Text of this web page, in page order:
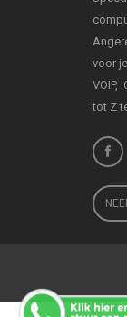
voor
VOIP,
tot Z